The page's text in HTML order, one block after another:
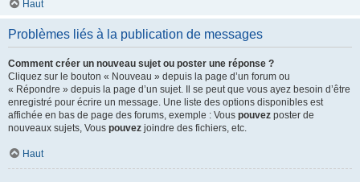
Haut
Problèmes liés à la publication de messages
Comment créer un nouveau sujet ou poster une réponse ?
Cliquez sur le bouton « Nouveau » depuis la page d’un forum ou
« Répondre » depuis la page d’un sujet. Il se peut que vous ayez besoin d’être
enregistré pour écrire un message. Une liste des options disponibles est
affichée en bas de page des forums, exemple : Vous pouvez poster de
nouveaux sujets, Vous pouvez joindre des fichiers, etc.
Haut